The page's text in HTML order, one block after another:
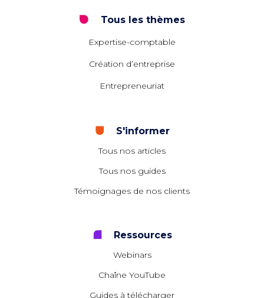
Tous les thèmes
Expertise-comptable
Création d’entreprise
Entrepreneuriat
S'informer
Tous nos articles
Tous nos guides
Témoignages de nos clients
Ressources
Webinars
Chaîne YouTube
Guides à télécharger